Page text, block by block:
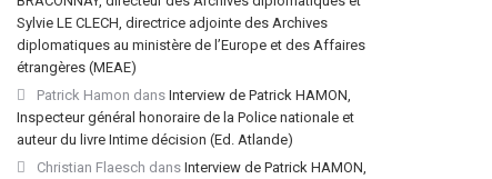
Sylvie LE CLECH, directrice adjointe des Archives
diplomatiques au ministère de l’Europe et des Affaires
étrangères (MEAE)
Patrick Hamon dans Interview de Patrick HAMON,
Inspecteur général honoraire de la Police nationale et
auteur du livre Intime décision (Ed. Atlande)
Christian Flaesch dans Interview de Patrick HAMON,